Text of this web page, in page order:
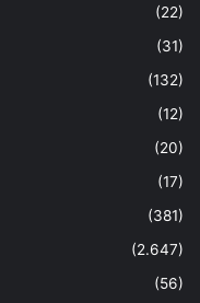
(22)
(31)
(132)
(12)
(20)
(17)
(381)
(2.647)
(56)